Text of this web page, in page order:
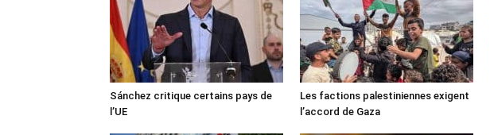
Sánchez critique certains pays de
l’UE
Les factions palestiniennes exigent
l’accord de Gaza